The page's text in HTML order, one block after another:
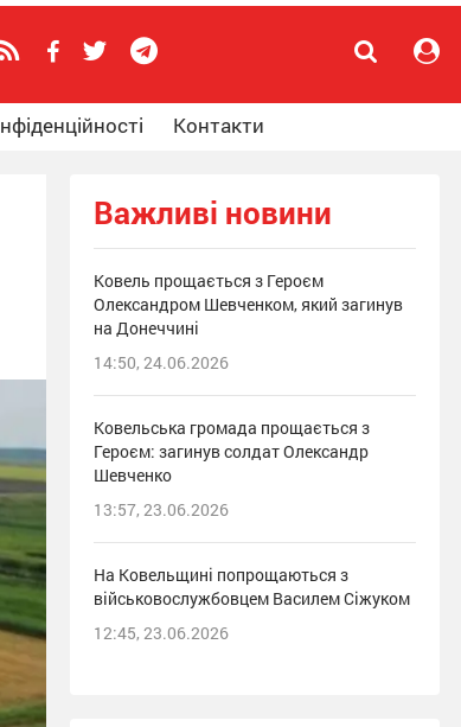
Контакти
Важливі новини
Ковель прощається з Героєм
Олександром Шевченком, який загинув
на Донеччині
14:50, 24.06.2026
Ковельська громада прощається з
Героєм: загинув солдат Олександр
Шевченко
13:57, 23.06.2026
На Ковельщині попрощаються з
військовослужбовцем Василем Сіжуком
12:45, 23.06.2026